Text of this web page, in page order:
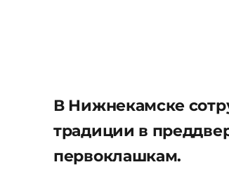
В Нижнекамске
традиции в
первоклашкам.